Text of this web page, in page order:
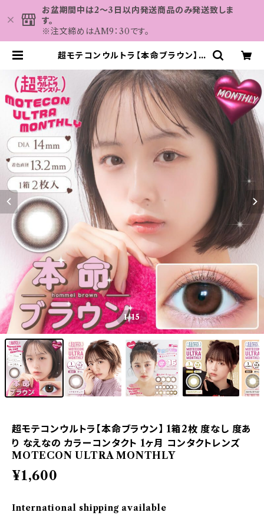
お盆期間中は2～3日以内発送商品のみ発送致しま
す。
※注文締めはAM9：30です。
超モテコンウルトラ【本命ブラウン】 1
コンタクト 1ヶ月 コンタクトレンズ
MOTECON ULTRA MONTHL
Y | カラコン MAHALO
1/15
超モテコンウルトラ【本命ブラウン】 1箱2枚 度なし 度あ
り なえなの カラーコンタクト 1ヶ月 コンタクトレンズ
MOTECON ULTRA MONTHLY
¥1,600
International shipping available